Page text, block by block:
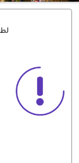
روانشناسی(112)
طب گیاهی و سنتی
فلسفه و جامعه
ادبیات و شعر
ادیان و مذاهب
دانشگاهی و آموزشی
اقتصادی،